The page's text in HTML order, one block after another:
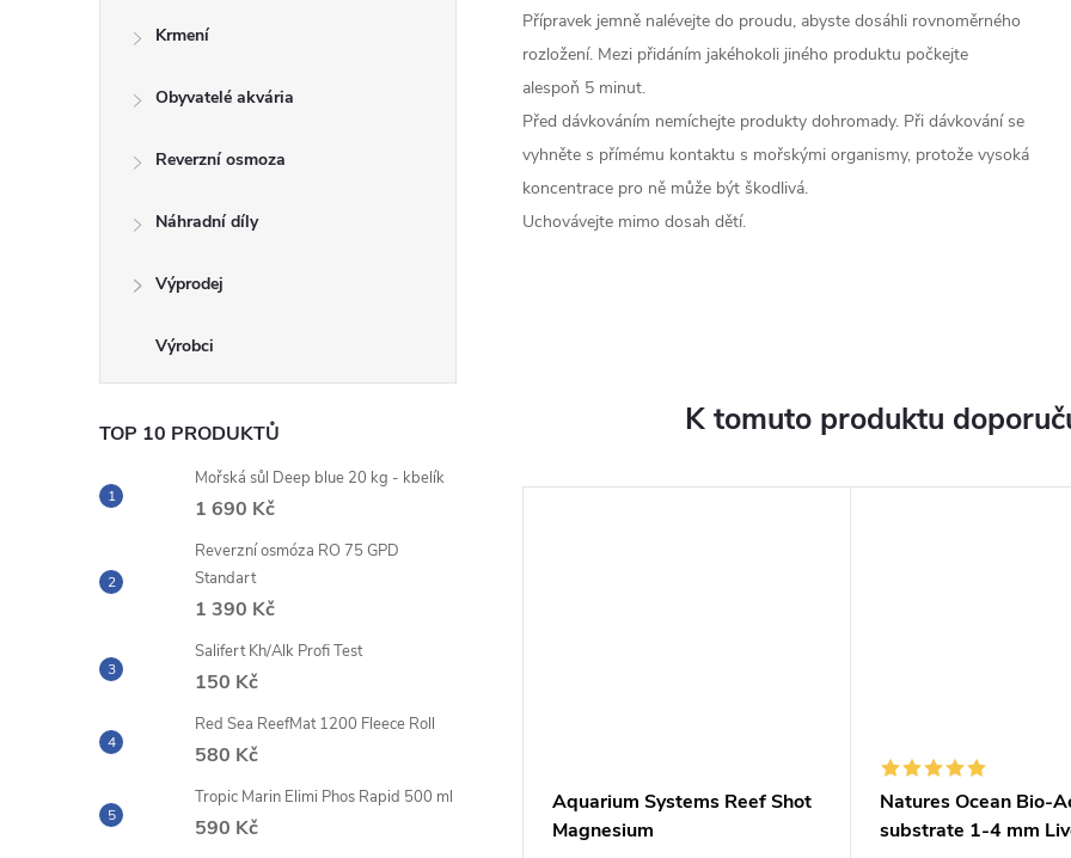
Krmení
Obyvatelé akvária
Reverzní osmoza
Náhradní díly
Výprodej
TOP 10 PRODUKTŮ
Mořská sůl Deep blue 20 kg - kbelík
1 690 Kč
Reverzní osmóza RO 75 GPD
Standart
1 390 Kč
Salifert Kh/Alk Profi Test
150 Kč
Red Sea ReefMat 1200 Fleece Roll
580 Kč
Tropic Marin Elimi Phos Rapid 500 ml
590 Kč
Přípravek jemně nalévejte do proudu, abyste dosáhli rovnoměrného
rozložení. Mezi přidáním jakéhokoli jiného produktu počkejte
alespoň 5 minut.
Před dávkováním nemíchejte produkty dohromady. Při dávkování se
vyhněte s přímému kontaktu s mořskými organismy, protože vysoká
koncentrace pro ně může být škodlivá.
Uchovávejte mimo dosah dětí.
K tomuto produktu
Reef Shot
Aktivní uhlí Grotech Coco
carbon 1000 ml
Aquarium Systems Reef Shot
Magnesium
Natures Ocean Bio-
substrate 1-4 mm